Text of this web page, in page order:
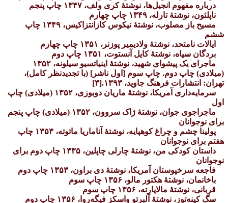
درباره مفهوم انجیل‌ها، نوشتهٔ کری ولف، ۱۳۴۷ چاپ پنجم
ناپلئون، نوشتهٔ تارله، ۱۳۴۹ چاپ چهارم
مسیح باز مصلوب، نوشتهٔ نیکوس کازانتزاکیس، ۱۳۴۹ چاپ
ششم
ایالات نامتحد، نوشتهٔ ولادیمیر پوزنر، ۱۳۵۱ چاپ چهارم
بردگان سیاه، نوشتهٔ کایل آنستوت، ۱۳۵۱ چاپ دوم
ماجرای یک پیشوای شهید، نوشتهٔ اینیاتسیو سیلونه، ۱۳۵۲
(میلادی) چاپ دوم. چاپ سوم [اول ناشر] (با تجدیدنظر کامل)،
تهران: انتشارات فرهنگ جاوید، ۱۳۹۳.[۳]
سرمایه‌داری آمریکا، نوشتهٔ ماریان دوبوزی، ۱۳۵۲ (میلادی) چاپ
اول
ماجراجوی جوان، نوشتهٔ ژاک سروون، ۱۳۵۲ (میلادی) چاپ پنجم
برای نوجوانان
پولینا چشم و چراغ کوهپایه، نوشتهٔ آناماریا ماتوته، ۱۳۵۳ چاپ
هفتم برای نوجوانان
داستان کودکی من، نوشتهٔ چارلی چاپلین، ۱۳۳۵ چاپ دوم برای
نوجوانان
فاجعه سرخپوستان آمریکا، نوشتهٔ دی براون، ۱۳۵۳ چاپ دوم
باخانمان، نوشتهٔ هکتور مالو، ۱۳۵۶ چاپ سوم
قربانی، نوشتهٔ مالاپارته، ۱۳۵۶ چاپ سوم
سگ کینه‌توز، نوشتهٔ آلبرتو واسکز فیگه‌روا، ۱۳۵۶ چاپ دوم